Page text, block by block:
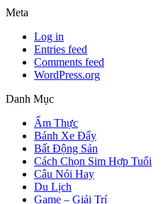
Meta
Log in
Entries feed
Comments feed
WordPress.org
Danh Mục
Ẩm Thực
Bánh Xe Đẩy
Bất Động Sản
Cách Chọn Sim Hợp Tuổi
Câu Nói Hay
Du Lịch
Game – Giải Trí